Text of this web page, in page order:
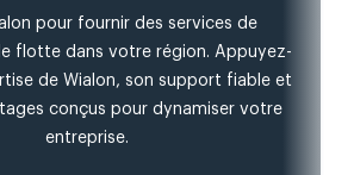
pour fournir des services de
flotte dans votre région. Appuyez-
de Wialon, son support fiable et
conçus pour dynamiser votre
entreprise.